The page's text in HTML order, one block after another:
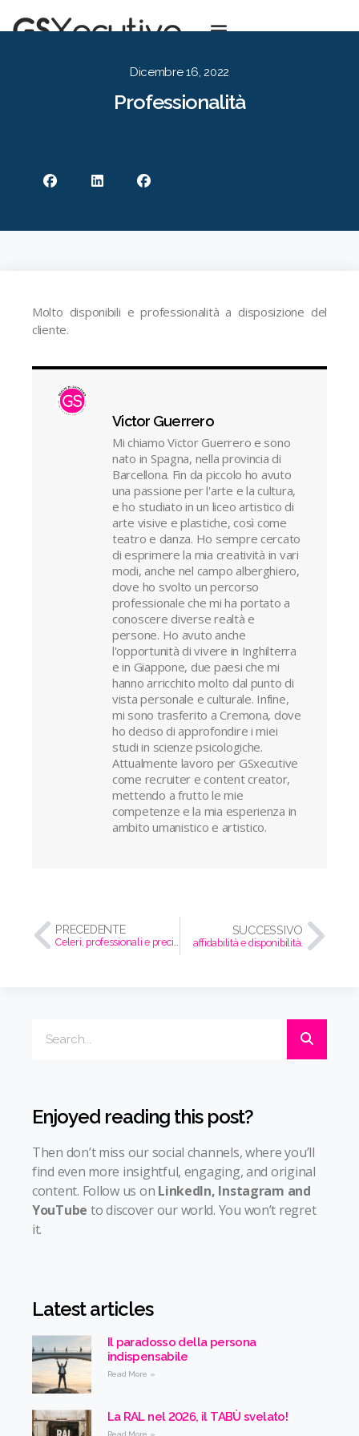
Dicembre 16, 2022
Professionalità
Molto disponibili e professionalità a disposizione del
cliente.
Victor Guerrero
Mi chiamo Victor Guerrero e sono
nato in Spagna, nella provincia di
Barcellona. Fin da piccolo ho avuto
una passione per l'arte e la cultura,
e ho studiato in un liceo artistico di
arte visive e plastiche, così come
teatro e danza. Ho sempre cercato
di esprimere la mia creatività in vari
modi, anche nel campo alberghiero,
dove ho svolto un percorso
professionale che mi ha portato a
conoscere diverse realtà e
persone. Ho avuto anche
l'opportunità di vivere in Inghilterra
e in Giappone, due paesi che mi
hanno arricchito molto dal punto di
vista personale e culturale. Infine,
mi sono trasferito a Cremona, dove
ho deciso di approfondire i miei
studi in scienze psicologiche.
Attualmente lavoro per GSxecutive
come recruiter e content creator,
mettendo a frutto le mie
competenze e la mia esperienza in
ambito umanistico e artistico.
PRECEDENTE
Celeri, professionali e precisi.
SUCCESSIVO
affidabilità e disponibilità.
Enjoyed reading this post?
Then don’t miss our social channels, where you’ll
find even more insightful, engaging, and original
content. Follow us on LinkedIn, Instagram and
YouTube to discover our world. You won’t regret
it.
Latest articles
Il paradosso della persona
indispensabile
Read More »
La RAL nel 2026, il TABÙ svelato!